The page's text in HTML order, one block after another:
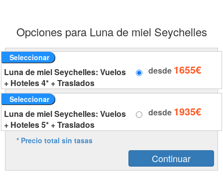
Opciones para Luna de miel Seychelles
Seleccionar
Luna de miel Seychelles: Vuelos
+ Hoteles 4* + Traslados
desde 1655€
Seleccionar
Luna de miel Seychelles: Vuelos
+ Hoteles 5* + Traslados
desde 1935€
* Precio total sin tasas